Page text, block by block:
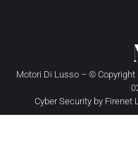
Motori Di Lusso – © Copyright
Cyber Security by Firenet